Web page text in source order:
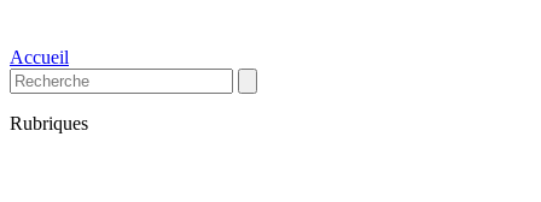
Accueil
Rubriques